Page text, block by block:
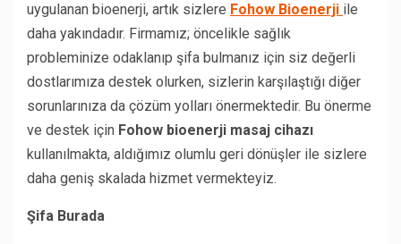
uygulanan bioenerji, artık sizlere Fohow Bioenerji ile
daha yakındadır. Firmamız; öncelikle sağlık
probleminize odaklanıp şifa bulmanız için siz değerli
dostlarımıza destek olurken, sizlerin karşılaştığı diğer
sorunlarınıza da çözüm yolları önermektedir. Bu önerme
ve destek için Fohow bioenerji masaj cihazı
kullanılmakta, aldığımız olumlu geri dönüşler ile sizlere
daha geniş skalada hizmet vermekteyiz.
Şifa Burada